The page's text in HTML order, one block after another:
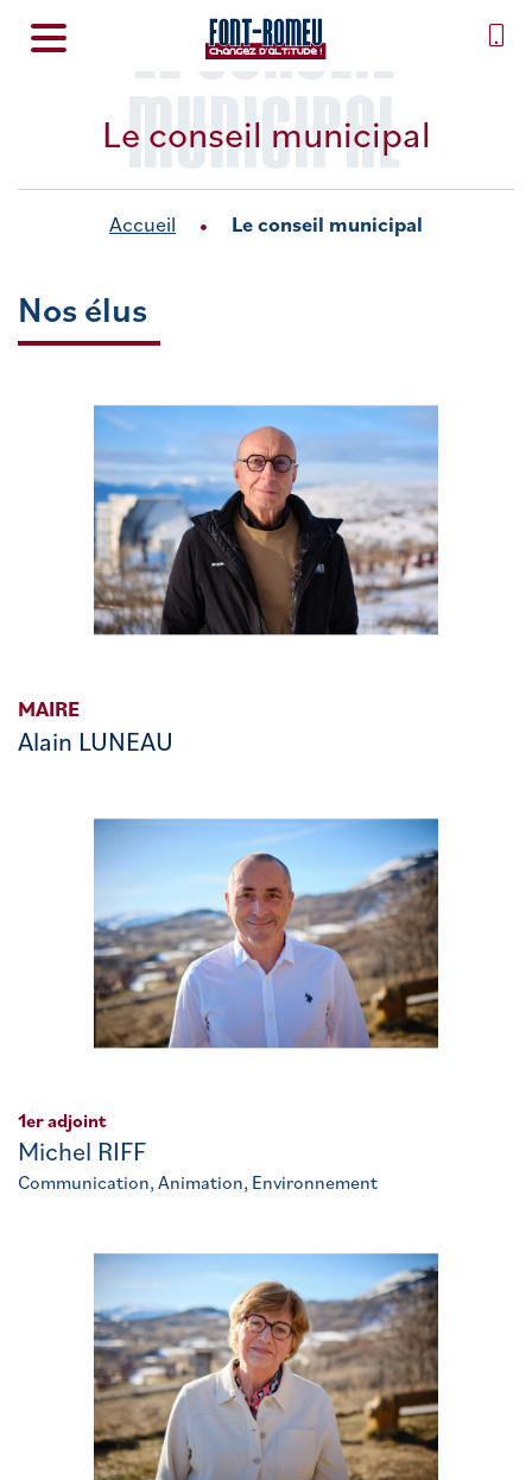
LE CONSEIL
MUNICIPAL
Le conseil municipal
Accueil Le conseil municipal
Nos élus
MAIRE
Alain LUNEAU
1er adjoint
Michel RIFF
Communication, Animation, Environnement